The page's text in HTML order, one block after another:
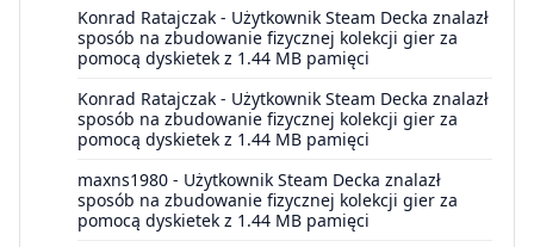
Konrad Ratajczak - Użytkownik Steam Decka znalazł
sposób na zbudowanie fizycznej kolekcji gier za
pomocą dyskietek z 1.44 MB pamięci
Konrad Ratajczak - Użytkownik Steam Decka znalazł
sposób na zbudowanie fizycznej kolekcji gier za
pomocą dyskietek z 1.44 MB pamięci
maxns1980 - Użytkownik Steam Decka znalazł
sposób na zbudowanie fizycznej kolekcji gier za
pomocą dyskietek z 1.44 MB pamięci